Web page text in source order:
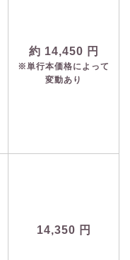
約 14,450 円
※単行本価格によって
変動あり
14,350 円